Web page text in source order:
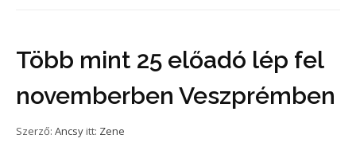
Több mint 25 előadó lép fel
novemberben Veszprémben
Szerző: Ancsy itt: Zene